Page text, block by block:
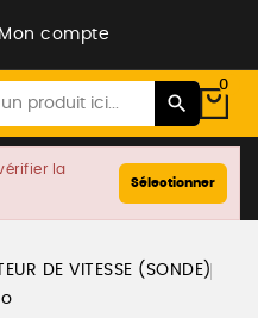
Mon compte
0
la
Sélectionner
DE VITESSE (SONDE)